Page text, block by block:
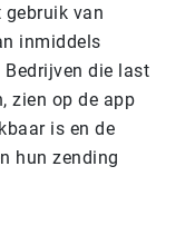
van
inmiddels
Bedrijven die last
zien op de app
is en de
hun zending